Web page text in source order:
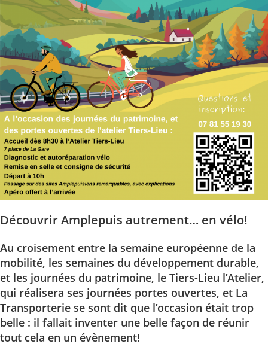
Découvrir Amplepuis autrement… en vélo!
Au croisement entre la semaine européenne de la
mobilité, les semaines du développement durable,
et les journées du patrimoine, le Tiers-Lieu l’Atelier,
qui réalisera ses journées portes ouvertes, et La
Transporterie se sont dit que l’occasion était trop
belle : il fallait inventer une belle façon de réunir
tout cela en un évènement!